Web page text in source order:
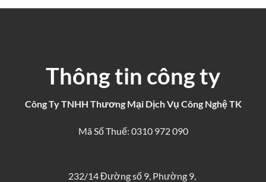
Thông tin công ty
Công Ty TNHH Thương Mại Dịch Vụ Công Nghệ TK
Mã Số Thuế: 0310 972 090
232/14 Đường số 9, Phường 9,